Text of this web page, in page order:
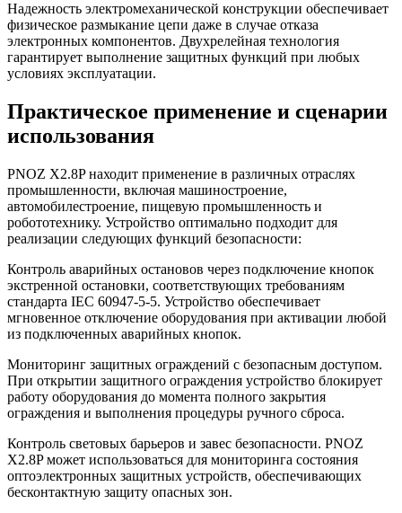
Надежность электромеханической конструкции обеспечивает
физическое размыкание цепи даже в случае отказа
электронных компонентов. Двухрелейная технология
гарантирует выполнение защитных функций при любых
условиях эксплуатации.
Практическое применение и сценарии
использования
PNOZ X2.8P находит применение в различных отраслях
промышленности, включая машиностроение,
автомобилестроение, пищевую промышленность и
робототехнику. Устройство оптимально подходит для
реализации следующих функций безопасности:
Контроль аварийных остановов через подключение кнопок
экстренной остановки, соответствующих требованиям
стандарта IEC 60947-5-5. Устройство обеспечивает
мгновенное отключение оборудования при активации любой
из подключенных аварийных кнопок.
Мониторинг защитных ограждений с безопасным доступом.
При открытии защитного ограждения устройство блокирует
работу оборудования до момента полного закрытия
ограждения и выполнения процедуры ручного сброса.
Контроль световых барьеров и завес безопасности. PNOZ
X2.8P может использоваться для мониторинга состояния
оптоэлектронных защитных устройств, обеспечивающих
бесконтактную защиту опасных зон.